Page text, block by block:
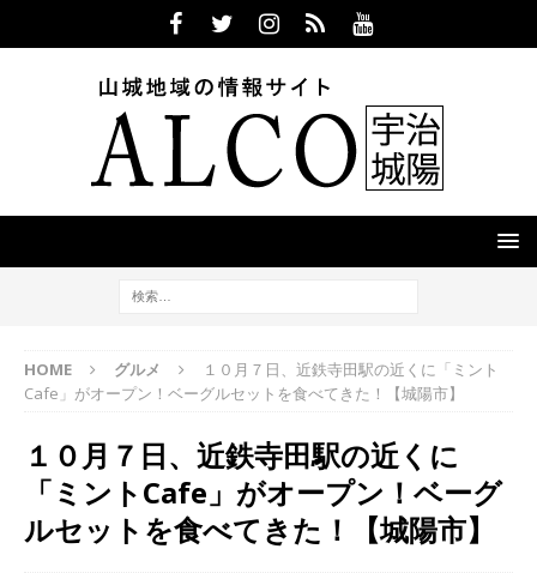
HOME グルメ
１０月７日、近鉄寺田駅の近くに「ミント
Cafe」がオープン！ベーグルセットを食べてきた！【城陽市】
１０月７日、近鉄寺田駅の近くに
「ミントCafe」がオープン！ベーグ
ルセットを食べてきた！【城陽市】